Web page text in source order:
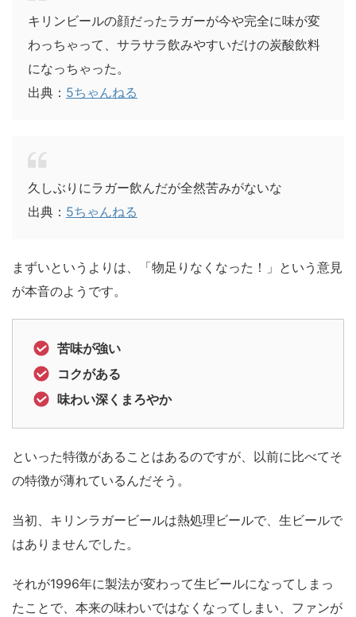
キリンビールの顔だったラガーが今や完全に味が変
わっちゃって、サラサラ飲みやすいだけの炭酸飲料
になっちゃった。
出典： 5ちゃんねる
久しぶりにラガー飲んだが全然苦みがないな
出典： 5ちゃんねる
まずいというよりは、「物足りなくなった！」という意見
が本音のようです。
苦味が強い
コクがある
味わい深くまろやか
といった特徴があることはあるのですが、以前に比べてそ
の特徴が薄れているんだそう。
当初、キリンラガービールは熱処理ビールで、生ビールで
はありませんでした。
それが1996年に製法が変わって生ビールになってしまっ
たことで、本来の味わいではなくなってしまい、ファンが